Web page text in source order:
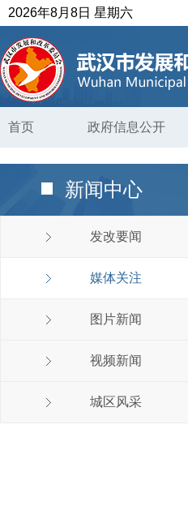
2026年8月8日 星期六
首页 政府信息公开
新闻中心
发改要闻
媒体关注
图片新闻
视频新闻
城区风采